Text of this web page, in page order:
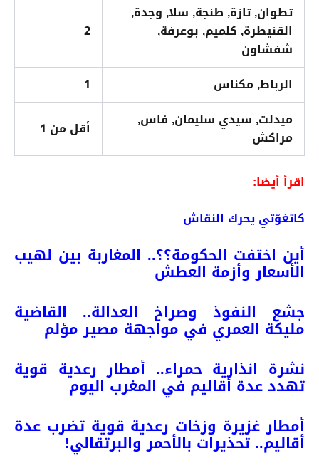
تطوان, تازة, طنجة, سلا, وجدة,
القنيطرة, كلميم, بوعرفة,
شفشاون
2
الرباط, مكناس
1
ميدلت, سيدي سليمان, فاس,
مراكش
أقل من 1
اقرأ أيضا:
كاتغوّتي يحرك النقاش
أين اختفت الحكومة؟؟.. المغاربة بين لهيب
الأسعار وأزمة العطش
جشع النفوذ وصراخ العدالة.. القاضية
مليكة العمري في مواجهة مصير مؤلم
نشرة انذارية حمراء.. أمطار رعدية قوية
تهدد عدة أقاليم في المغرب اليوم
أمطار غزيرة وزخات رعدية قوية تضرب عدة
أقاليم.. تحذيرات بالأحمر والبرتقالي!